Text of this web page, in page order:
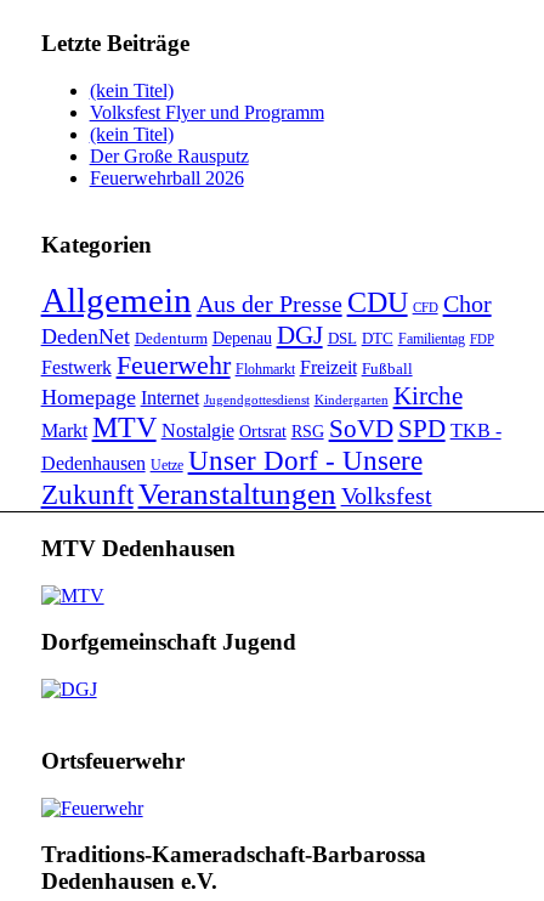
Letzte Beiträge
(kein Titel)
Volksfest Flyer und Programm
(kein Titel)
Der Große Rausputz
Feuerwehrball 2026
Kategorien
Allgemein Aus der Presse CDU CFD Chor
DedenNet Dedenturm Depenau DGJ DSL DTC Familientag FDP
Festwerk Feuerwehr Flohmarkt Freizeit Fußball
Homepage Internet Jugendgottesdienst Kindergarten Kirche
Markt MTV Nostalgie Ortsrat RSG SoVD SPD TKB -
Dedenhausen Uetze Unser Dorf - Unsere
ZukunftVeranstaltungen Volksfest
MTV Dedenhausen
Dorfgemeinschaft Jugend
Ortsfeuerwehr
Traditions-Kameradschaft-Barbarossa
Dedenhausen e.V.